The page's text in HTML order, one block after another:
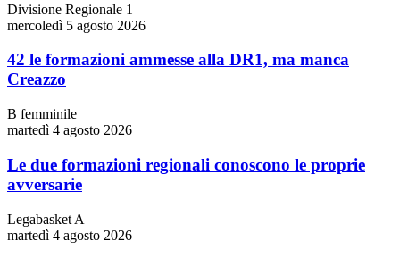
Divisione Regionale 1
mercoledì 5 agosto 2026
42 le formazioni ammesse alla DR1, ma manca
Creazzo
B femminile
martedì 4 agosto 2026
Le due formazioni regionali conoscono le proprie
avversarie
Legabasket A
martedì 4 agosto 2026